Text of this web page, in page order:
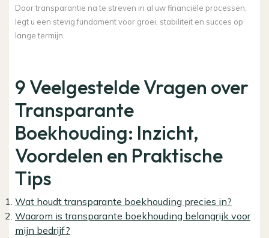
Door transparantie na te streven in al uw financiële processen,
legt u een stevig fundament voor groei, stabiliteit en succes op
lange termijn.
9 Veelgestelde Vragen over
Transparante
Boekhouding: Inzicht,
Voordelen en Praktische
Tips
Wat houdt transparante boekhouding precies in?
Waarom is transparante boekhouding belangrijk voor
mijn bedrijf?